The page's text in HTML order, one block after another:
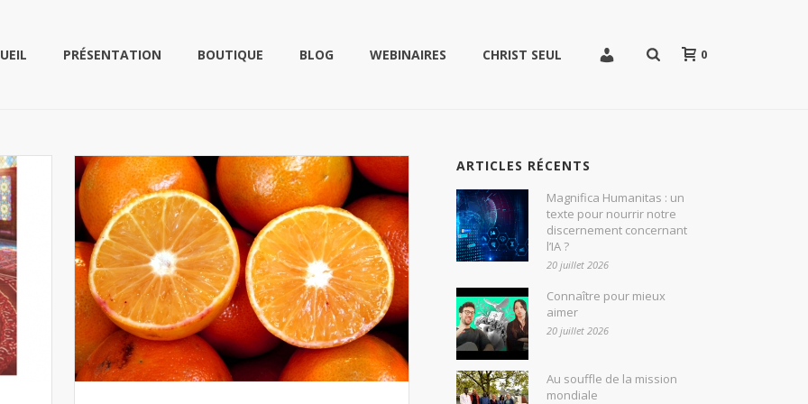
PRÉSENTATION BOUTIQUE BLOG WEBINAIRES CHRIST SEUL 0
ARTICLES RÉCENTS
Magnifica Humanitas : un
texte pour nourrir notre
discernement concernant
l’IA ?
20 juillet 2026
Connaître pour mieux
aimer
20 juillet 2026
Au souffle de la mission
mondiale